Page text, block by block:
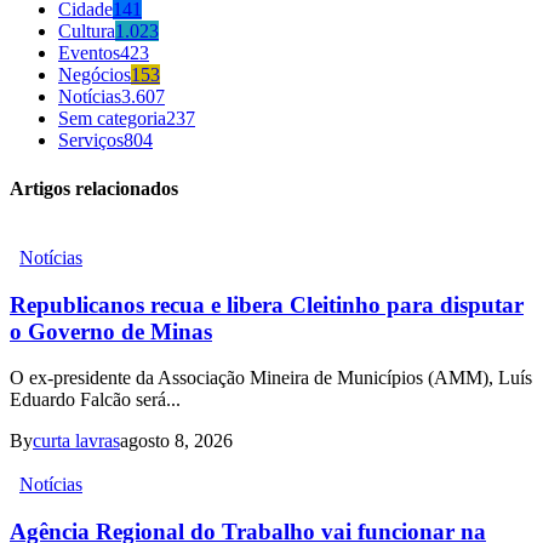
Cidade141
Cultura1.023
Eventos423
Negócios153
Notícias3.607
Sem categoria237
Serviços804
Artigos relacionados
Notícias
Republicanos recua e libera Cleitinho para disputar
o Governo de Minas
O ex-presidente da Associação Mineira de Municípios (AMM), Luís
Eduardo Falcão será...
Bycurta lavrasagosto 8, 2026
Notícias
Agência Regional do Trabalho vai funcionar na